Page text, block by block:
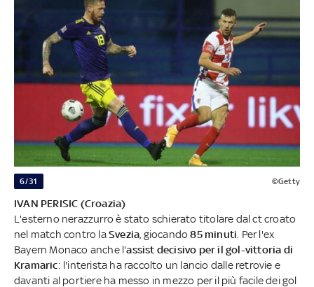
6/31 ©Getty
IVAN PERISIC (Croazia)
L'esterno nerazzurro è stato schierato titolare dal ct croato
nel match contro laSvezia , giocando 85 minuti . Per l'ex
Bayern Monaco anche l'assist decisivo per il gol-vittoria di
Kramaric: l'interista ha raccolto un lancio dalle retrovie e
davanti al portiere ha messo in mezzo per il più facile dei gol